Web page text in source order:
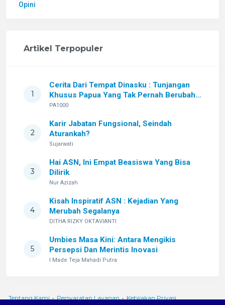
Opini
Artikel Terpopuler
1
Cerita Dari Tempat Dinasku : Tunjangan
Khusus Papua Yang Tak Pernah Berubah
Setelah Sekian Lama
PA1000
2
Karir Jabatan Fungsional, Seindah
Aturankah?
Sujarwati
3
Hai ASN, Ini Empat Beasiswa Yang Bisa
Dilirik
Nur Azizah
4
Kisah Inspiratif ASN : Kejadian Yang
Merubah Segalanya
DITHA RIZKY OKTAVIANTI
5
Umbies Masa Kini: Antara Mengikis
Persepsi Dan Merintis Inovasi
I Made Teja Mahadi Putra
Tentang Kami • Persyaratan Layanan • Kebijakan Privasi